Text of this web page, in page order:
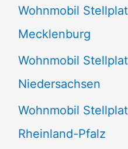
Wohnmobil
Mecklenburg
Wohnmobil
Niedersachsen
Wohnmobil
Rheinland-Pfalz